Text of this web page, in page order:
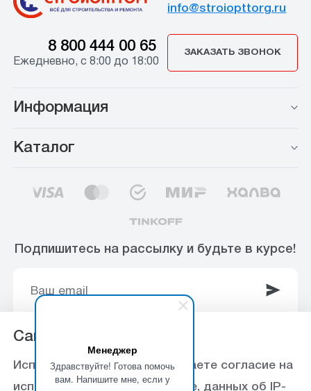
Менеджер
Здравствуйте! Готова помочь
вам. Напишите мне, если у
info@stroiopttorg.ru
8 800 444 00 65
Ежедневно, с 8:00 до 18:00
ЗАКАЗАТЬ ЗВОНОК
Информация
Каталог
Подпишитесь на рассылку и будьте в курсе!
© 2003-2025 Интернет-магазин ООО
«Стройоптторг» р/с 40702810360000102415 в
Сайт использует Cookie
Используя данный сайт, вы даете согласие на
использование файлов cookie, данных об IP-